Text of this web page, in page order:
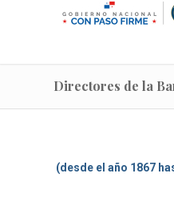
Directores de la
(desde el año 1867